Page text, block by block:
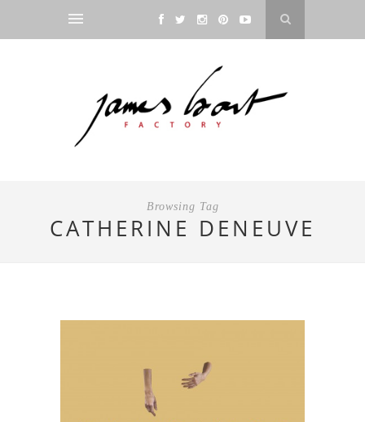
Browsing Tag
CATHERINE DENEUVE